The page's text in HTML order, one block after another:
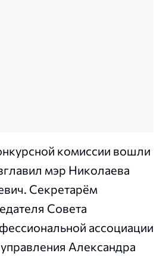
комиссии вошли
мэр Николаева
Секретарём
Совета
ассоциации
Александра